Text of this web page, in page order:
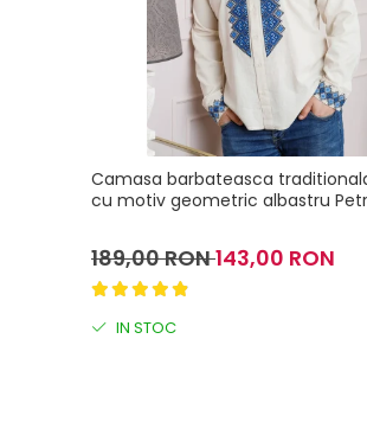
Camasa barbateasca
cu motiv geometric albastru
189,00 RON143,00 RON
IN STOC